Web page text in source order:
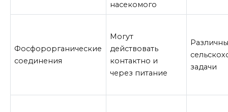
насекомого
Фосфорорганические
соединения
Могут
действовать
контактно и
через питание
задачи